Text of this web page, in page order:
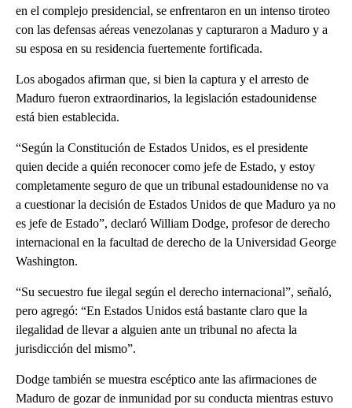
en el complejo presidencial, se enfrentaron en un intenso tiroteo
con las defensas aéreas venezolanas y capturaron a Maduro y a
su esposa en su residencia fuertemente fortificada.
Los abogados afirman que, si bien la captura y el arresto de
Maduro fueron extraordinarios, la legislación estadounidense
está bien establecida.
“Según la Constitución de Estados Unidos, es el presidente
quien decide a quién reconocer como jefe de Estado, y estoy
completamente seguro de que un tribunal estadounidense no va
a cuestionar la decisión de Estados Unidos de que Maduro ya no
es jefe de Estado”, declaró William Dodge, profesor de derecho
internacional en la facultad de derecho de la Universidad George
Washington.
“Su secuestro fue ilegal según el derecho internacional”, señaló,
pero agregó: “En Estados Unidos está bastante claro que la
ilegalidad de llevar a alguien ante un tribunal no afecta la
jurisdicción del mismo”.
Dodge también se muestra escéptico ante las afirmaciones de
Maduro de gozar de inmunidad por su conducta mientras estuvo